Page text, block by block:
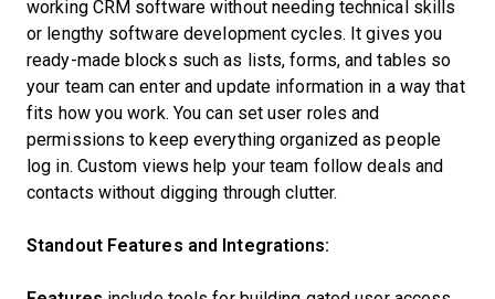
working CRM software without needing technical skills
or lengthy software development cycles. It gives you
ready-made blocks such as lists, forms, and tables so
your team can enter and update information in a way that
fits how you work. You can set user roles and
permissions to keep everything organized as people
log in. Custom views help your team follow deals and
contacts without digging through clutter.
Standout Features and Integrations: